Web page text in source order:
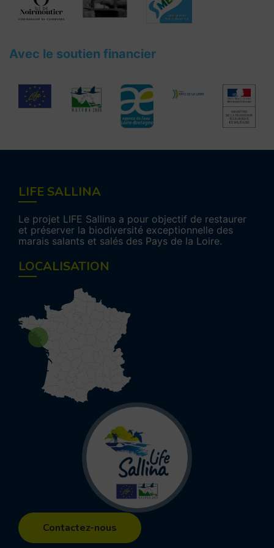
Avec le soutien financier
LIFE SALLINA
Le projet LIFE Sallina a pour objectif de restaurer
et préserver la biodiversité exceptionnelle des
marais salants et salés des Pays de la Loire.
LOCALISATION
Life
SallinaContactez-nous